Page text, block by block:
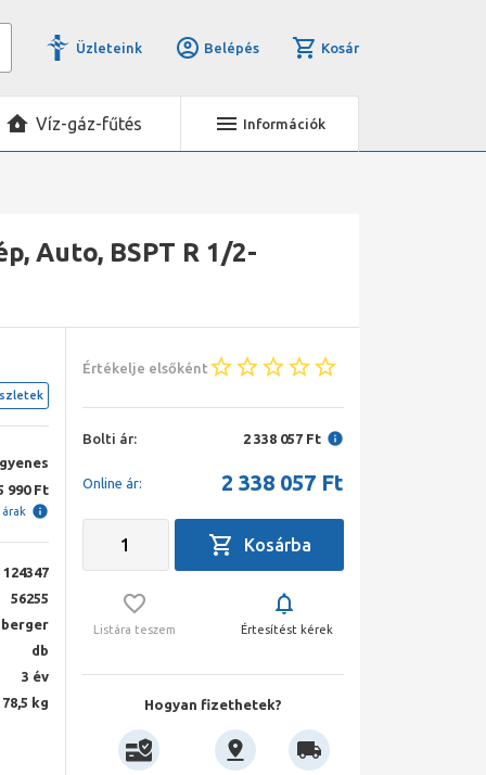
Üzleteink Belépés Kosár
Víz-gáz-fűtés Információk
Auto, BSPT R 1/2-
990 Ft
124347
56255
db
3 év
78,5 kg
Értékelje elsőként
Bolti ár: 2 338 057 Ft
Online ár: 2 338 057 Ft
Listára teszem Értesítést kérek
Hogyan fizethetek?